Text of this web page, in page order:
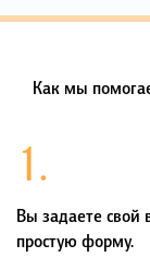
Как мы
1.
Вы задаете свой
простую форму.